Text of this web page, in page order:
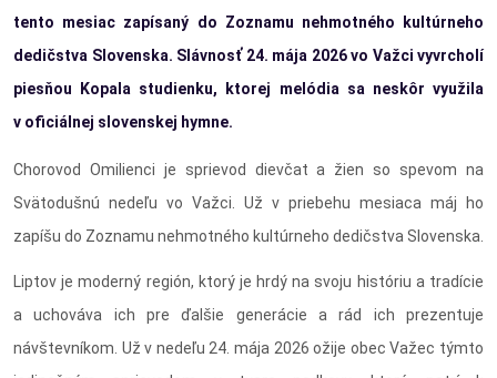
tento mesiac zapísaný do Zoznamu nehmotného kultúrneho
dedičstva Slovenska. Slávnosť 24. mája 2026 vo Važci vyvrcholí
piesňou Kopala studienku, ktorej melódia sa neskôr využila
v oficiálnej slovenskej hymne.
Chorovod Omilienci je sprievod dievčat a žien so spevom na
Svätodušnú nedeľu vo Važci. Už v priebehu mesiaca máj ho
zapíšu do Zoznamu nehmotného kultúrneho dedičstva Slovenska.
Liptov je moderný región, ktorý je hrdý na svoju históriu a tradície
a uchováva ich pre ďalšie generácie a rád ich prezentuje
návštevníkom. Už v nedeľu 24. mája 2026 ožije obec Važec týmto